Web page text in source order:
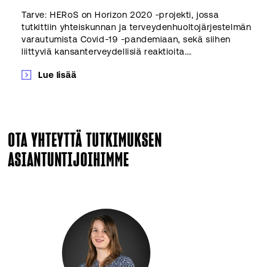
Tarve: HERoS on Horizon 2020 -projekti, jossa
tutkittiin yhteiskunnan ja terveydenhuoltojärjestelmän
varautumista Covid-19 -pandemiaan, sekä siihen
liittyviä kansanterveydellisiä reaktioita….
Lue lisää
OTA YHTEYTTÄ TUTKIMUKSEN
ASIANTUNTIJOIHIMME